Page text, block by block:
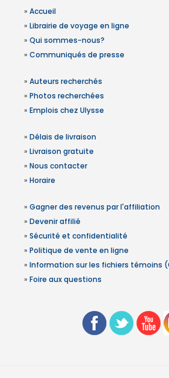
» Accueil
» Librairie de voyage en ligne
» Qui sommes-nous?
» Communiqués de presse
» Auteurs recherchés
» Photos recherchées
» Emplois chez Ulysse
» Délais de livraison
» Livraison gratuite
» Nous contacter
» Horaire
» Gagner des revenus par l'affiliation
» Devenir affilié
» Sécurité et confidentialité
» Politique de vente en ligne
» Information sur les fichiers témoins
» Foire aux questions